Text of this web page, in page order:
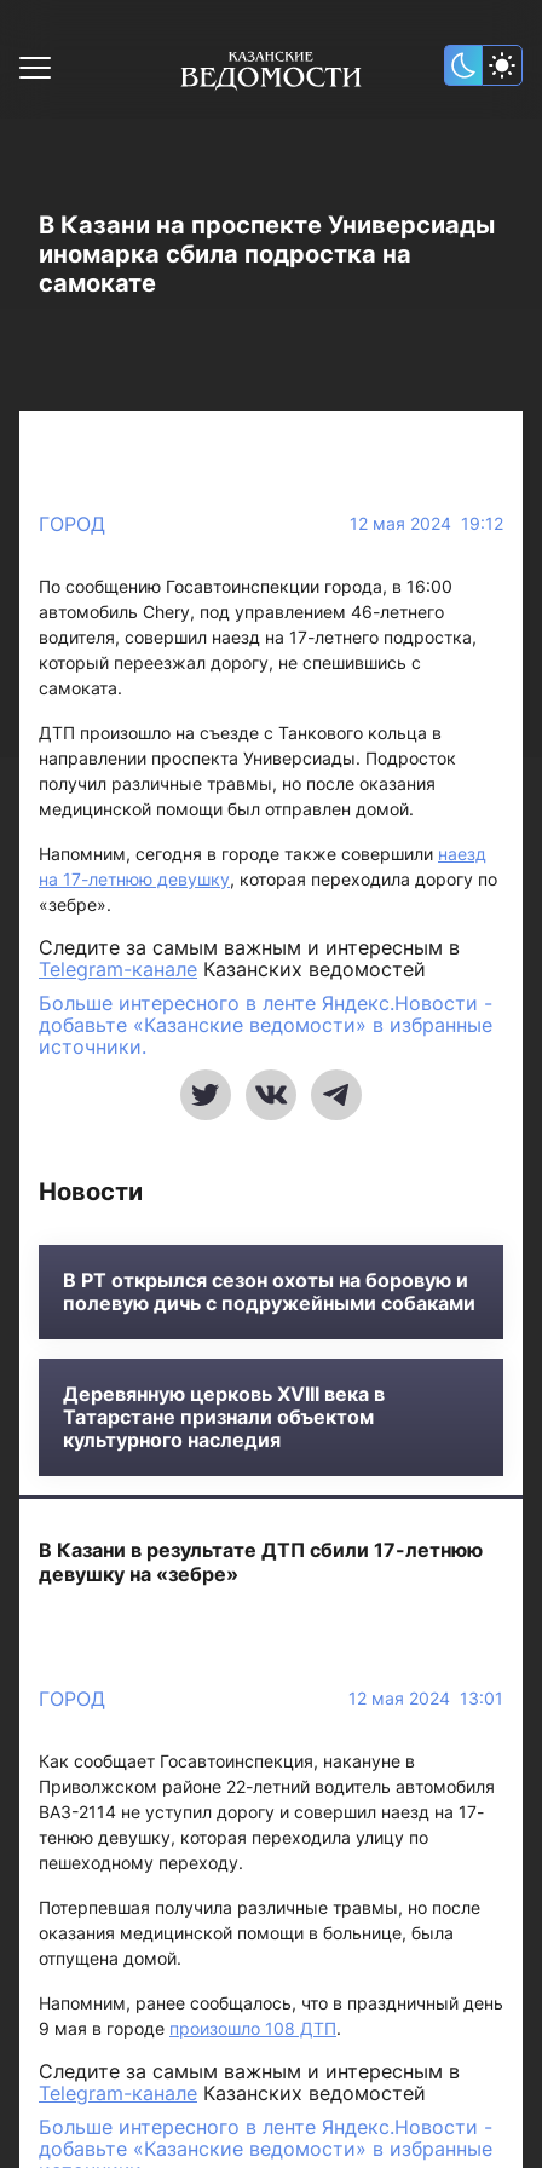
В Казани на проспекте Универсиады
иномарка сбила подростка на
самокате
ГОРОД 12 мая 2024 19:12
По сообщению Госавтоинспекции города, в 16:00
автомобиль Chery, под управлением 46-летнего
водителя, совершил наезд на 17-летнего подростка,
который переезжал дорогу, не спешившись с
самоката.
ДТП произошло на съезде с Танкового кольца в
направлении проспекта Универсиады. Подросток
получил различные травмы, но после оказания
медицинской помощи был отправлен домой.
Напомним, сегодня в городе также совершили наезд
на 17-летнюю девушку, которая переходила дорогу по
«зебре».
Следите за самым важным и интересным в
Telegram-канале Казанских ведомостей
Больше интересного в ленте Яндекс.Новости -
добавьте «Казанские ведомости» в избранные
источники.
Новости
В РТ открылся сезон охоты на боровую и
полевую дичь с подружейными собаками
Деревянную церковь XVIII века в
Татарстане признали объектом
культурного наследия
В Казани в результате ДТП сбили 17-летнюю
девушку на «зебре»
ГОРОД 12 мая 2024 13:01
Как сообщает Госавтоинспекция, накануне в
Приволжском районе 22-летний водитель автомобиля
ВАЗ-2114 не уступил дорогу и совершил наезд на 17-
тенюю девушку, которая переходила улицу по
пешеходному переходу.
Потерпевшая получила различные травмы, но после
оказания медицинской помощи в больнице, была
отпущена домой.
Напомним, ранее сообщалось, что в праздничный день
9 мая в городе произошло 108 ДТП.
Следите за самым важным и интересным в
Telegram-канале Казанских ведомостей
Больше интересного в ленте Яндекс.Новости -
добавьте «Казанские ведомости» в избранные